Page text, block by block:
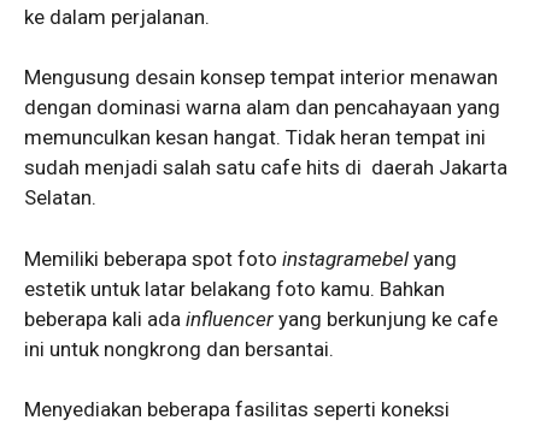
ke dalam perjalanan.
Mengusung desain konsep tempat interior menawan
dengan dominasi warna alam dan pencahayaan yang
memunculkan kesan hangat. Tidak heran tempat ini
sudah menjadi salah satu cafe hits di daerah Jakarta
Selatan.
Memiliki beberapa spot foto instagramebel yang
estetik untuk latar belakang foto kamu. Bahkan
beberapa kali ada influencer yang berkunjung ke cafe
ini untuk nongkrong dan bersantai.
Menyediakan beberapa fasilitas seperti koneksi